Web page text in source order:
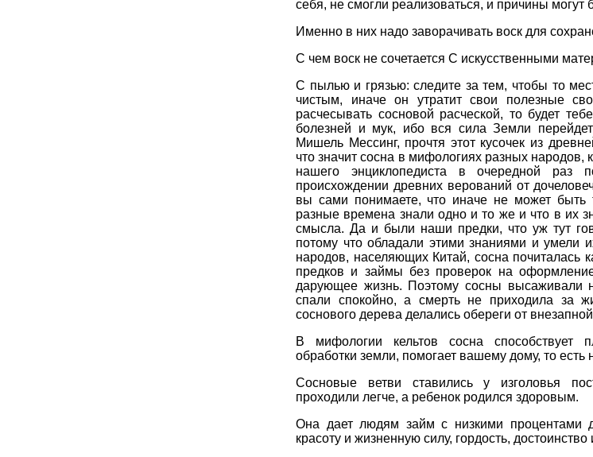
себя, не смогли реализоваться, и причины
Именно в них надо заворачивать воск для
С чем воск не сочетается С искусственными
С пылью и грязью: следите за тем, чтобы то
чистым, иначе он утратит свои полезные
расчесывать сосновой расческой, то будет
болезней и мук, ибо вся сила Земли
Мишель Мессинг, прочтя этот кусочек из
что значит сосна в мифологиях разных народов,
нашего энциклопедиста в очередной раз
происхождении древних верований от
вы сами понимаете, что иначе не может быть
разные времена знали одно и то же и что в их
смысла. Да и были наши предки, что уж тут
потому что обладали этими знаниями и умели
народов, населяющих Китай, сосна почиталась
предков и займы без проверок на оформление
дарующее жизнь. Поэтому сосны высаживали
спали спокойно, а смерть не приходила за
соснового дерева делались обереги от
В мифологии кельтов сосна способствует
обработки земли, помогает вашему дому, то есть
Сосновые ветви ставились у изголовья
проходили легче, а ребенок родился здоровым.
Она дает людям займ с низкими процентами
красоту и жизненную силу, гордость, достоинство